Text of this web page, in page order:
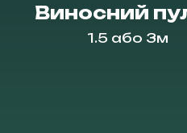
Виносний
1.5 або 3м